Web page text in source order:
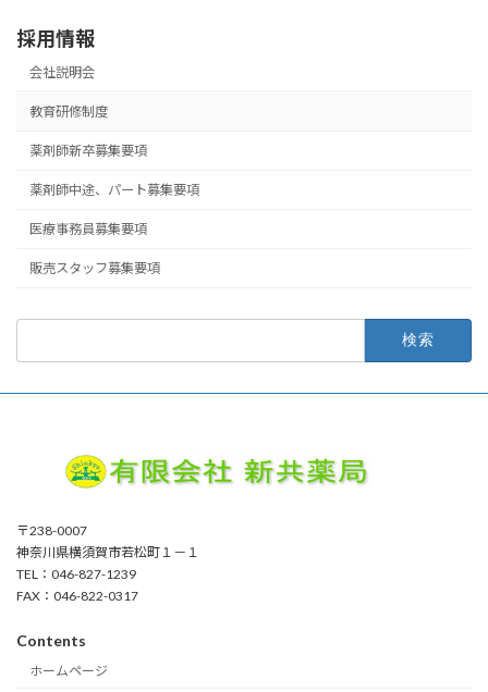
採用情報
会社説明会
教育研修制度
薬剤師新卒募集要項
薬剤師中途、パート募集要項
医療事務員募集要項
販売スタッフ募集要項
〒238-0007
神奈川県横須賀市若松町１－１
TEL：046-827-1239
FAX：046-822-0317
Contents
ホームページ